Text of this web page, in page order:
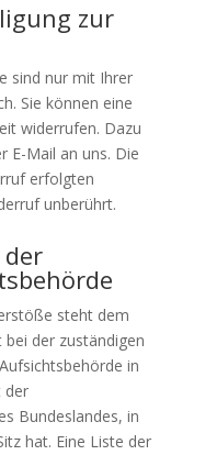
zur
sind nur mit Ihrer
Sie können eine
widerrufen. Dazu
E-Mail an uns. Die
erfolgten
unberührt.
steht dem
der zuständigen
in
der
Bundeslandes, in
hat. Eine Liste der